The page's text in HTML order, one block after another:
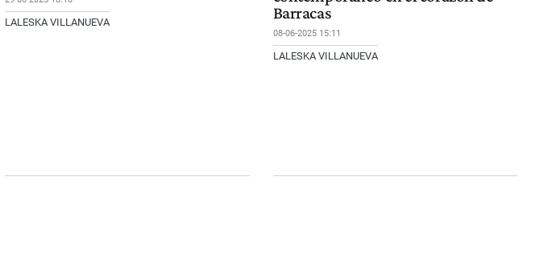
LALESKA VILLANUEVA
Barracas
08-06-2025 15:11
LALESKA VILLANUEVA